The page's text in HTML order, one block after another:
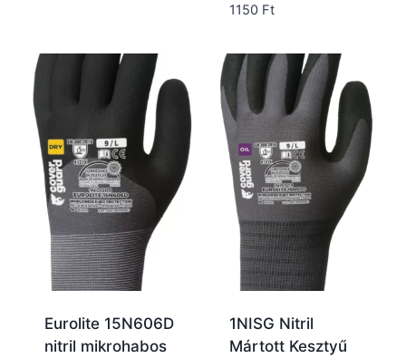
1150 Ft
Eurolite 15N606D
nitril mikrohabos
1NISG Nitril
Mártott Kesztyű